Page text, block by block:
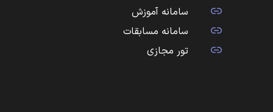
سامانه آموزش
سامانه مسابقات
تور مجازی